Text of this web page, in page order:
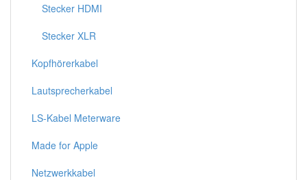
Stecker HDMI
Stecker XLR
Kopfhörerkabel
Lautsprecherkabel
LS-Kabel Meterware
Made for Apple
Netzwerkkabel